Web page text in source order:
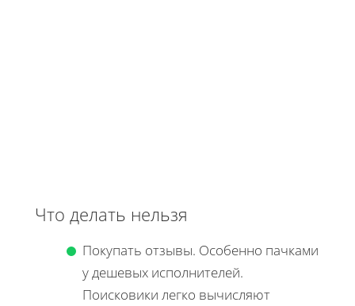
Что делать нельзя
Покупать отзывы. Особенно пачками
у дешевых исполнителей.
Поисковики легко вычисляют